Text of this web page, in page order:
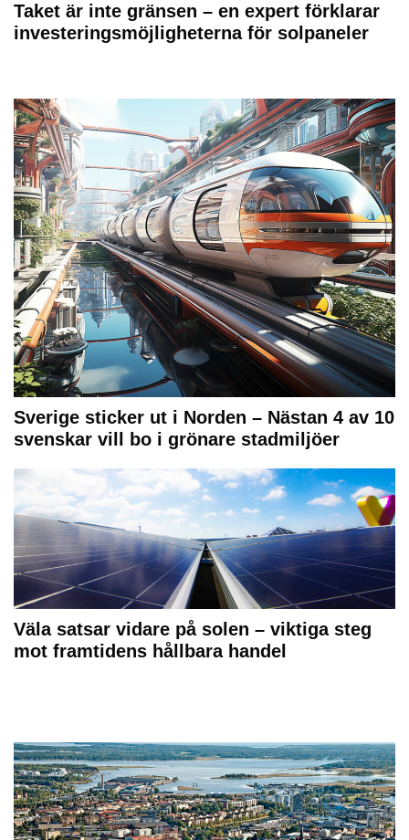
Taket är inte gränsen – en expert förklarar
investeringsmöjligheterna för solpaneler
Sverige sticker ut i Norden – Nästan 4 av 10
svenskar vill bo i grönare stadmiljöer
Väla satsar vidare på solen – viktiga steg
mot framtidens hållbara handel